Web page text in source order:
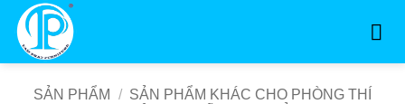
qua
SẢN PHẨM
/ SẢN PHẨM KHÁC CHO PHÒNG THÍ